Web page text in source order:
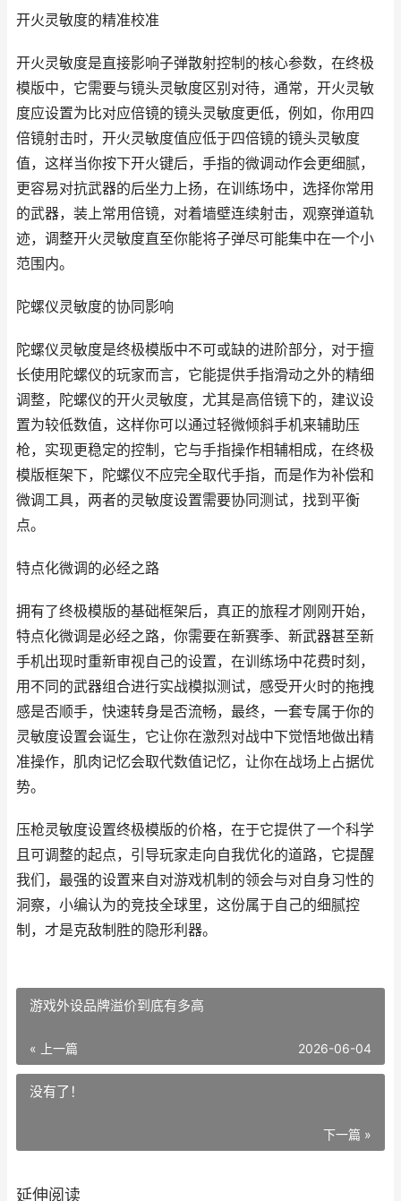
开火灵敏度的精准校准
开火灵敏度是直接影响子弹散射控制的核心参数，在终极
模版中，它需要与镜头灵敏度区别对待，通常，开火灵敏
度应设置为比对应倍镜的镜头灵敏度更低，例如，你用四
倍镜射击时，开火灵敏度值应低于四倍镜的镜头灵敏度
值，这样当你按下开火键后，手指的微调动作会更细腻，
更容易对抗武器的后坐力上扬，在训练场中，选择你常用
的武器，装上常用倍镜，对着墙壁连续射击，观察弹道轨
迹，调整开火灵敏度直至你能将子弹尽可能集中在一个小
范围内。
陀螺仪灵敏度的协同影响
陀螺仪灵敏度是终极模版中不可或缺的进阶部分，对于擅
长使用陀螺仪的玩家而言，它能提供手指滑动之外的精细
调整，陀螺仪的开火灵敏度，尤其是高倍镜下的，建议设
置为较低数值，这样你可以通过轻微倾斜手机来辅助压
枪，实现更稳定的控制，它与手指操作相辅相成，在终极
模版框架下，陀螺仪不应完全取代手指，而是作为补偿和
微调工具，两者的灵敏度设置需要协同测试，找到平衡
点。
特点化微调的必经之路
拥有了终极模版的基础框架后，真正的旅程才刚刚开始，
特点化微调是必经之路，你需要在新赛季、新武器甚至新
手机出现时重新审视自己的设置，在训练场中花费时刻，
用不同的武器组合进行实战模拟测试，感受开火时的拖拽
感是否顺手，快速转身是否流畅，最终，一套专属于你的
灵敏度设置会诞生，它让你在激烈对战中下觉悟地做出精
准操作，肌肉记忆会取代数值记忆，让你在战场上占据优
势。
压枪灵敏度设置终极模版的价格，在于它提供了一个科学
且可调整的起点，引导玩家走向自我优化的道路，它提醒
我们，最强的设置来自对游戏机制的领会与对自身习性的
洞察，小编认为的竞技全球里，这份属于自己的细腻控
制，才是克敌制胜的隐形利器。
游戏外设品牌溢价到底有多高
« 上一篇 2026-06-04
没有了！
下一篇 »
延伸阅读